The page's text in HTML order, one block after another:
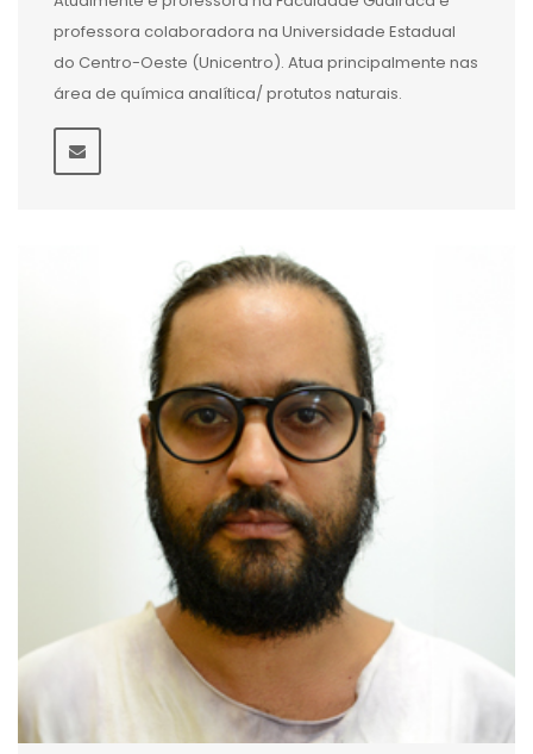
professora colaboradora na Universidade Estadual
do Centro-Oeste (Unicentro). Atua principalmente nas
área de química analítica/ protutos naturais.